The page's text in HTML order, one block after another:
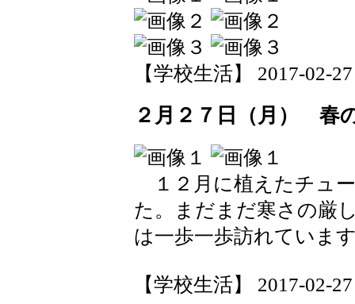
【学校生活】 2017-02-
２月２７日（月） 春
１２月に植えたチュ
た。まだまだ寒さの厳
は一歩一歩訪れていま
【学校生活】 2017-02-